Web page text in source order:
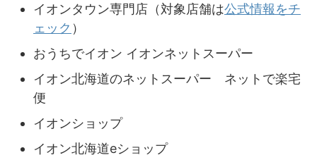
イオンタウン専門店（対象店舗は公式情報をチ
ェック ）
おうちでイオン イオンネットスーパー
イオン北海道のネットスーパー ネットで楽宅
便
イオンショップ
イオン北海道eショップ